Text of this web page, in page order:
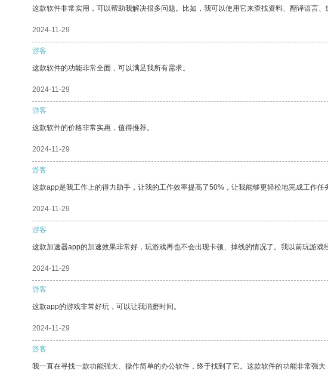
这款软件非常实用，可以帮助我解决很多问题。比如，我可以使用它来查找资料、翻译语言、
2024-11-29
游客
这款软件的功能非常全面，可以满足我所有需求。
2024-11-29
游客
这款软件的价格非常实惠，值得推荐。
2024-11-29
游客
这款app是我工作上的得力助手，让我的工作效率提高了50%，让我能够更轻松地完成工作任
2024-11-29
游客
这款加速器app的加速效果非常好，玩游戏再也不会出现卡顿、掉线的情况了。我以前玩游戏
2024-11-29
游客
这款app的游戏非常好玩，可以让我消磨时间。
2024-11-29
游客
我一直在寻找一款功能强大、操作简单的办公软件，终于找到了它。这款软件的功能非常强